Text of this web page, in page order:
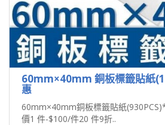
60mm×40mm 銅板標籤貼紙
惠
60mm×40mm銅板標籤貼紙
價1 件-$100/件20 件9折..